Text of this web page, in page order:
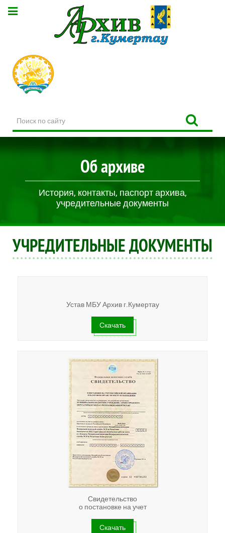
по
сайту
Об архиве
История, контакты, паспорт архива,
учредительные документы
УЧРЕДИТЕЛЬНЫЕ ДОКУМЕНТЫ
Устав МБУ Архив г.Кумертау
Скачать
Свидетельство
о постановке на учет
Скачать